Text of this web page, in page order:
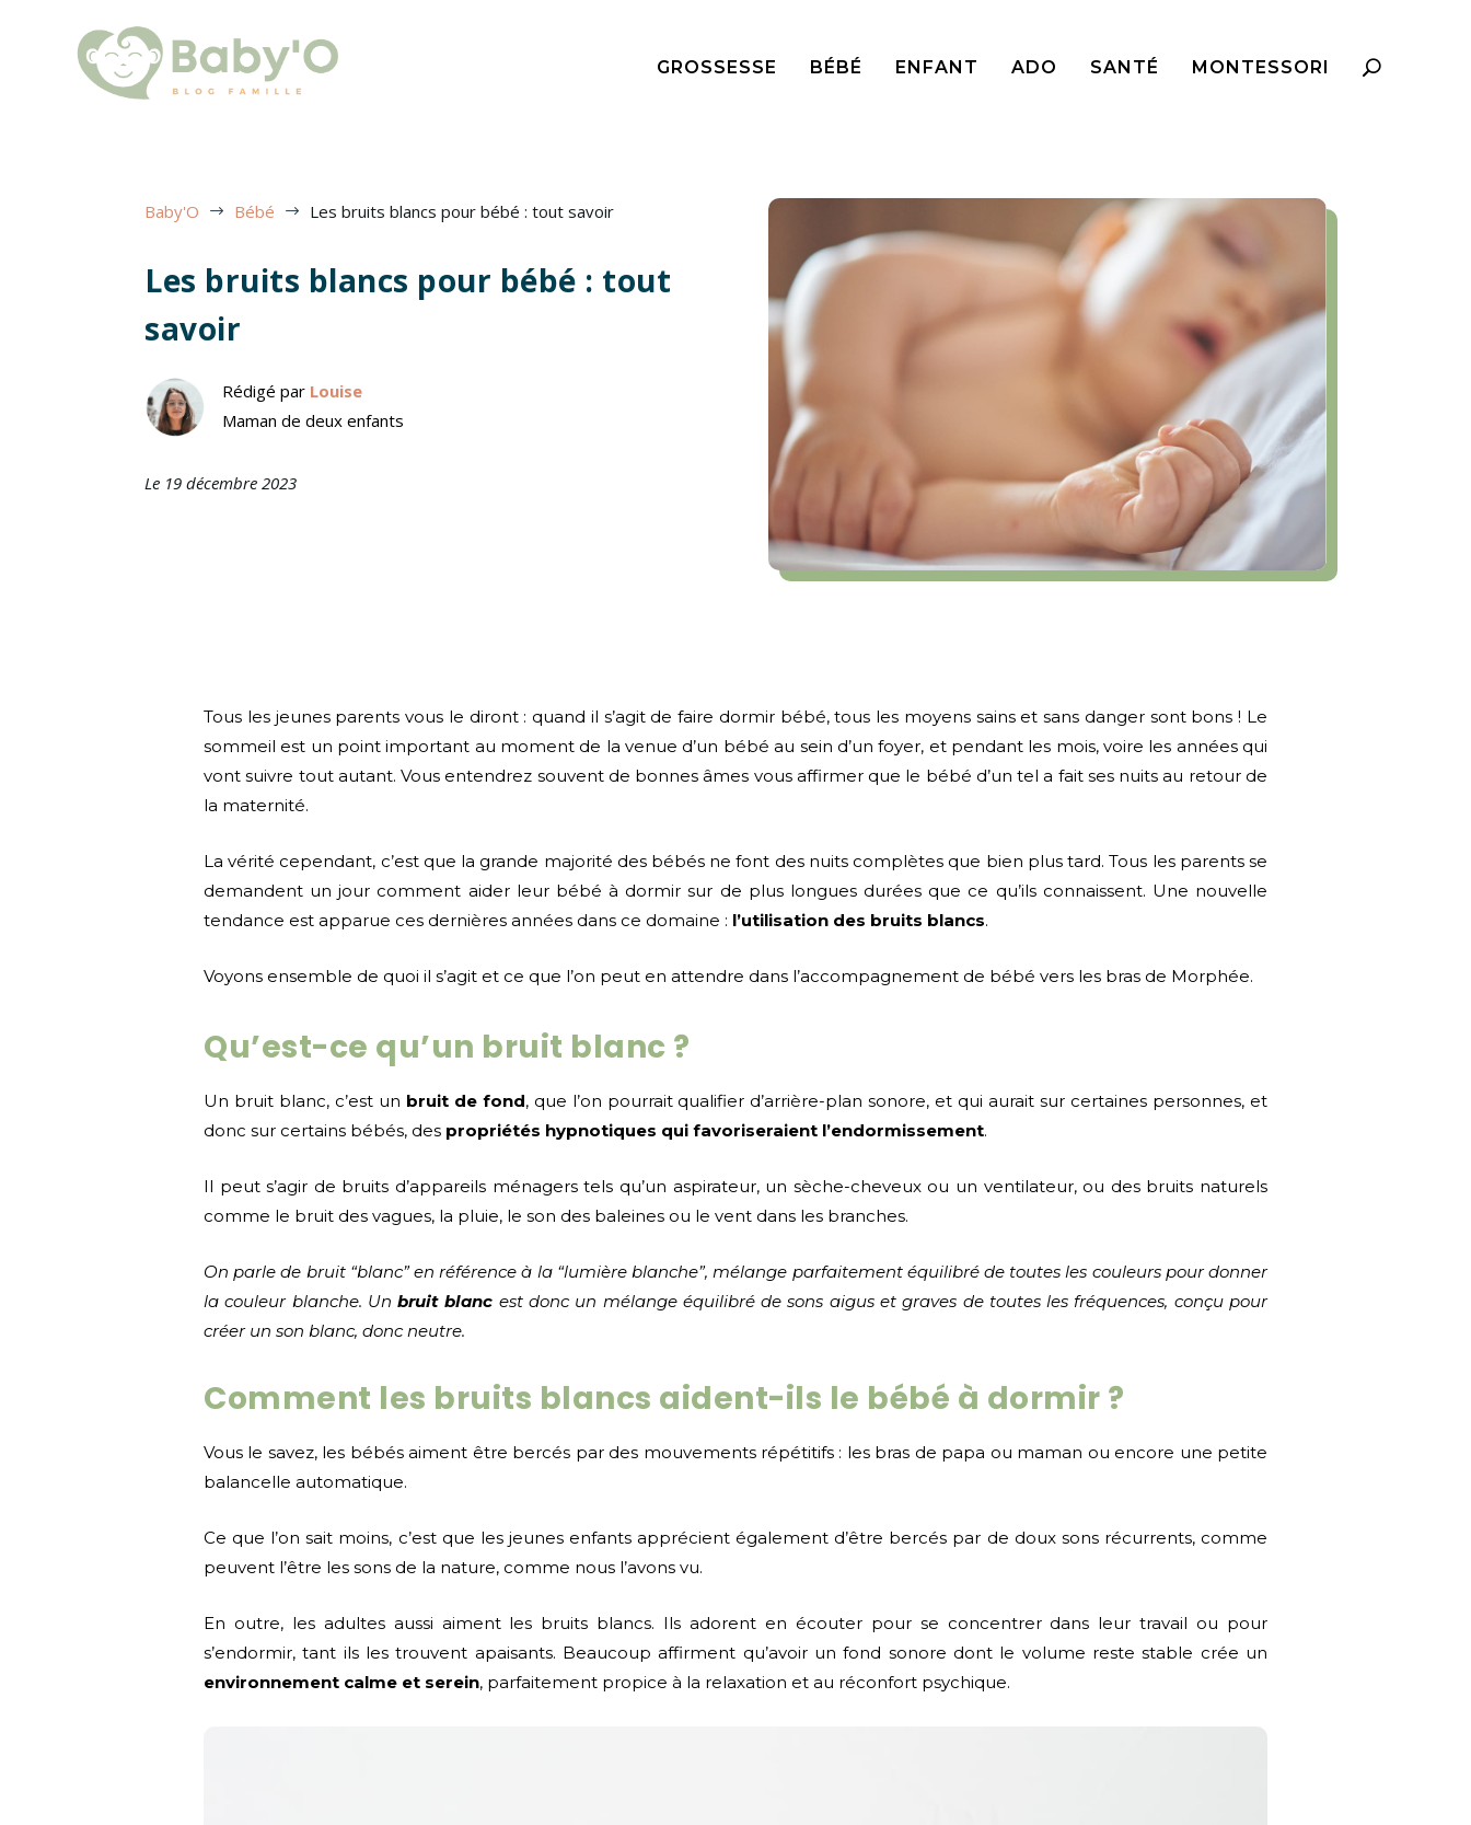
GROSSESSE BÉBÉ ENFANT ADO SANTÉ MONTESSORI
Baby'O $ Bébé $ Les bruits blancs pour bébé : tout savoir
Les bruits blancs pour bébé : tout
savoir
Rédigé par Louise
Maman de deux enfants
Le 19 décembre 2023
Tous les jeunes parents vous le diront : quand il s’agit de faire dormir bébé, tous les moyens sains et sans danger sont bons ! Le
sommeil est un point important au moment de la venue d’un bébé au sein d’un foyer, et pendant les mois, voire les années qui
vont suivre tout autant. Vous entendrez souvent de bonnes âmes vous affirmer que le bébé d’un tel a fait ses nuits au retour de
la maternité.
La vérité cependant, c’est que la grande majorité des bébés ne font des nuits complètes que bien plus tard. Tous les parents se
demandent un jour comment aider leur bébé à dormir sur de plus longues durées que ce qu’ils connaissent. Une nouvelle
tendance est apparue ces dernières années dans ce domaine : l’utilisation des bruits blancs.
Voyons ensemble de quoi il s’agit et ce que l’on peut en attendre dans l’accompagnement de bébé vers les bras de Morphée.
Qu’est-ce qu’un bruit blanc ?
Un bruit blanc, c’est un bruit de fond, que l’on pourrait qualifier d’arrière-plan sonore, et qui aurait sur certaines personnes, et
donc sur certains bébés, des propriétés hypnotiques qui favoriseraient l’endormissement.
Il peut s’agir de bruits d’appareils ménagers tels qu’un aspirateur, un sèche-cheveux ou un ventilateur, ou des bruits naturels
comme le bruit des vagues, la pluie, le son des baleines ou le vent dans les branches.
On parle de bruit “blanc” en référence à la “lumière blanche”, mélange parfaitement équilibré de toutes les couleurs pour donner
la couleur blanche. Un bruit blanc est donc un mélange équilibré de sons aigus et graves de toutes les fréquences, conçu pour
créer un son blanc, donc neutre.
Comment les bruits blancs aident-ils le bébé à dormir ?
Vous le savez, les bébés aiment être bercés par des mouvements répétitifs : les bras de papa ou maman ou encore une petite
balancelle automatique.
Ce que l’on sait moins, c’est que les jeunes enfants apprécient également d’être bercés par de doux sons récurrents, comme
peuvent l’être les sons de la nature, comme nous l’avons vu.
En outre, les adultes aussi aiment les bruits blancs. Ils adorent en écouter pour se concentrer dans leur travail ou pour
s’endormir, tant ils les trouvent apaisants. Beaucoup affirment qu’avoir un fond sonore dont le volume reste stable crée un
environnement calme et serein, parfaitement propice à la relaxation et au réconfort psychique.